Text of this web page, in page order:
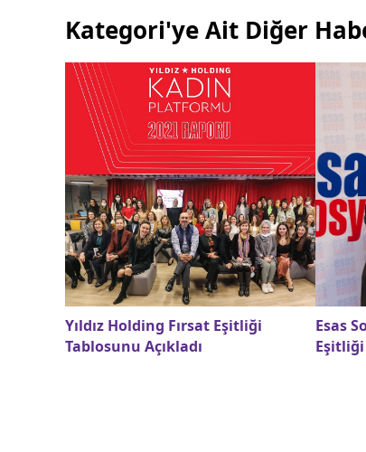
Kategori'ye Ait Diğer
Yıldız Holding Fırsat Eşitliği
Tablosunu Açıkladı
Esas
Eşitliği